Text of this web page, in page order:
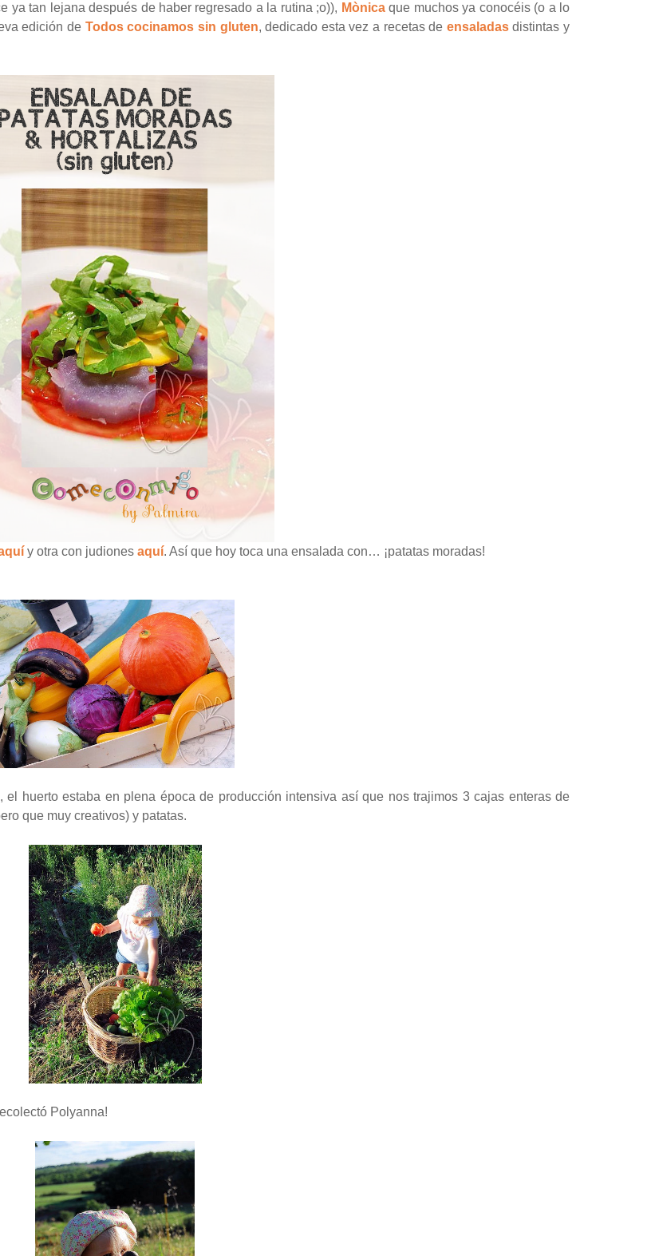
ya tan lejana después de haber regresado a la rutina ;o)), Mònicaque muchos ya conocéis (o a lo
edición de Todos cocinamos sin gluten, dedicado esta vez a recetas de ensaladasdistintas y
y otra con judiones aquí. Así que hoy toca una ensalada con… ¡patatas moradas!
huerto estaba en plena época de producción intensiva así que nos trajimos 3 cajas enteras de
que muy creativos) y patatas.
Polyanna!